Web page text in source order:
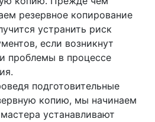
резервное копирование
устранить риск
если возникнут
проблемы в процессе
подготовительные
копию, мы начинаем
устанавливают